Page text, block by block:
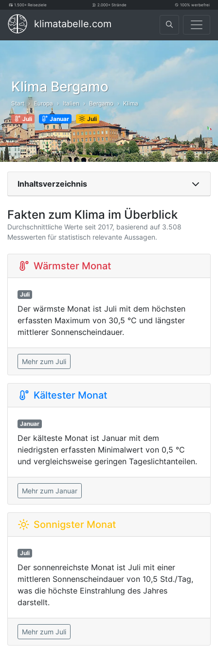
1.500+ Reiseziele 2.000+ Strände 100% werbefrei
klimatabelle.com
Klima Bergamo
Start Europa Italien Bergamo Klima
Juli Januar Juli
Inhaltsverzeichnis
Fakten zum Klima im Überblick
Durchschnittliche Werte seit 2017, basierend auf 3.508
Messwerten für statistisch relevante Aussagen.
Wärmster Monat
Juli
Der wärmste Monat ist Juli mit dem höchsten
erfassten Maximum von 30,5 °C und längster
mittlerer Sonnenscheindauer.
Mehr zum Juli
Kältester Monat
Januar
Der kälteste Monat ist Januar mit dem
niedrigsten erfassten Minimalwert von 0,5 °C
und vergleichsweise geringen Tageslichtanteilen.
Mehr zum Januar
Sonnigster Monat
Juli
Der sonnenreichste Monat ist Juli mit einer
mittleren Sonnenscheindauer von 10,5 Std./Tag,
was die höchste Einstrahlung des Jahres
darstellt.
Mehr zum Juli